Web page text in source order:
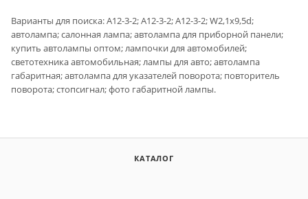
Варианты для поиска: А12-3-2; А12-3-2; А12-3-2; W2,1x9,5d;
автолампа; салонная лампа; автолампа для приборной панели;
купить автолампы оптом; лампочки для автомобилей;
светотехника автомобильная; лампы для авто; автолампа
габаритная; автолампа для указателей поворота; повторитель
поворота; стопсигнал; фото габаритной лампы.
КАТАЛОГ